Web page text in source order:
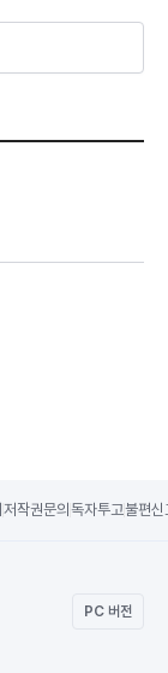
저작권문의 독자투고불편신
PC 버전